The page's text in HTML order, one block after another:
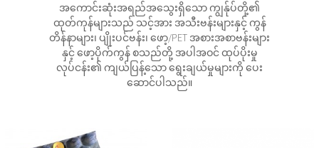
အကောင်းဆုံးအရည်အသွေးရှိသော ကျွန်ုပ်တို့၏
ထုတ်ကုန်များသည် သင့်အား အသီးဗန်းများနှင့် ကွန်
တိန်နာများ၊ ပျိုးပင်ဗန်း၊ ဖော့/PET အစားအစာဗန်းများ
နှင့် ဖော့ပိုက်ကွန် စသည်တို့ အပါအဝင် ထုပ်ပိုးမှု
လုပ်ငန်း၏ ကျယ်ပြန့်သော ရွေးချယ်မှုများကို ပေး
ဆောင်ပါသည်။